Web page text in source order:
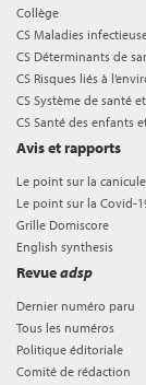
Collège
CS Maladies
CS Déterminants de
CS Risques liés à
CS Système de santé
CS Santé des enfants
Avis et rapports
Le point sur la canicule
Le point sur la Covid-
Grille Domiscore
English synthesis
Revueadsp
Dernier numéro paru
Tous les numéros
Politique éditoriale
Comité de rédaction